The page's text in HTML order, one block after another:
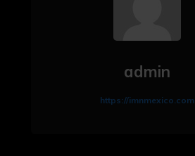
admin
https://imnmexico.com